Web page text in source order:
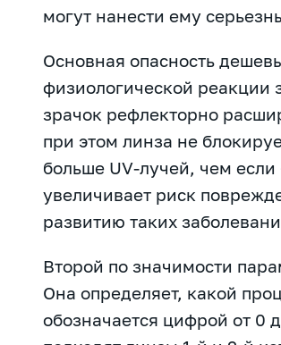
могут нанести ему
Основная опасность
физиологической реакции
зрачок рефлекторно
при этом линза не
больше UV-лучей, чем
увеличивает риск
развитию таких
Второй по значимости
Она определяет, какой
обозначается цифрой от 0